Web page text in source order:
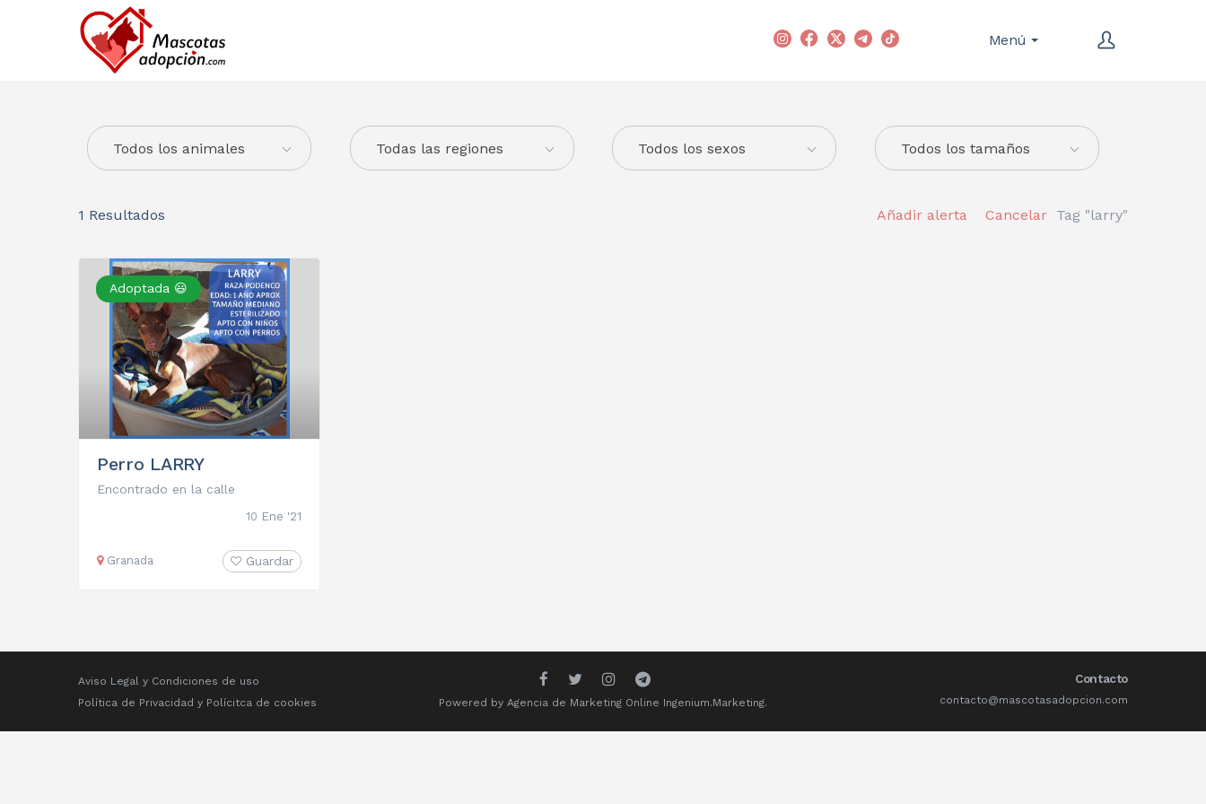
Menú
Todas las regiones
Todos los animales Todos los sexos Todos los tamaños
1 Resultados Tag "larry"
Cancelar
Añadir alerta
Adoptada 😃
Perro LARRY
Encontrado en la calle
10 Ene '21
Granada Guardar
Aviso Legal y Condiciones de uso
Política de Privacidad y Polícitca de cookies Powered by Agencia de Marketing Online Ingenium.Marketing.
Contacto
contacto@mascotasadopcion.com